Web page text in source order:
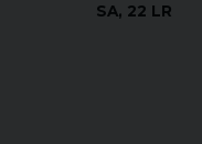
SA, 22 LR